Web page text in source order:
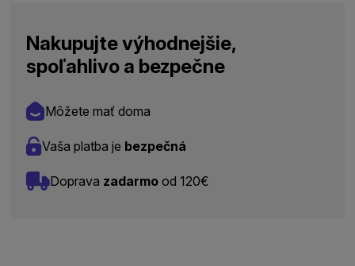
Nakupujte výhodnejšie,
spoľahlivo a bezpečne
Môžete mať doma
Vaša platba je bezpečná
Doprava zadarmo od 120€